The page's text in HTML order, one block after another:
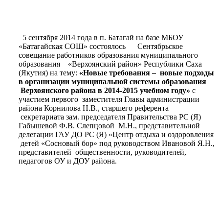
5 сентября 2014 года в п. Батагай на базе МБОУ
«Батагайская СОШ» состоялось Сентябрьское
совещание работников образования муниципального
образования «Верхоянский район» Республики Саха
(Якутия) на тему: «Новые требования – новые подходы
в организации муниципальной системы образования
Верхоянского района в 2014-2015 учебном году» с
участием первого заместителя Главы администрации
района Корнилова Н.В., старшего референта
секретариата зам. председателя Правительства РС (Я)
Габышевой Ф.В. Слепцовой М.Н., представительной
делегации ГАУ ДО РС (Я) «Центр отдыха и оздоровления
детей «Сосновый бор» под руководством Ивановой Я.Н.,
представителей общественности, руководителей,
педагогов ОУ и ДОУ района.